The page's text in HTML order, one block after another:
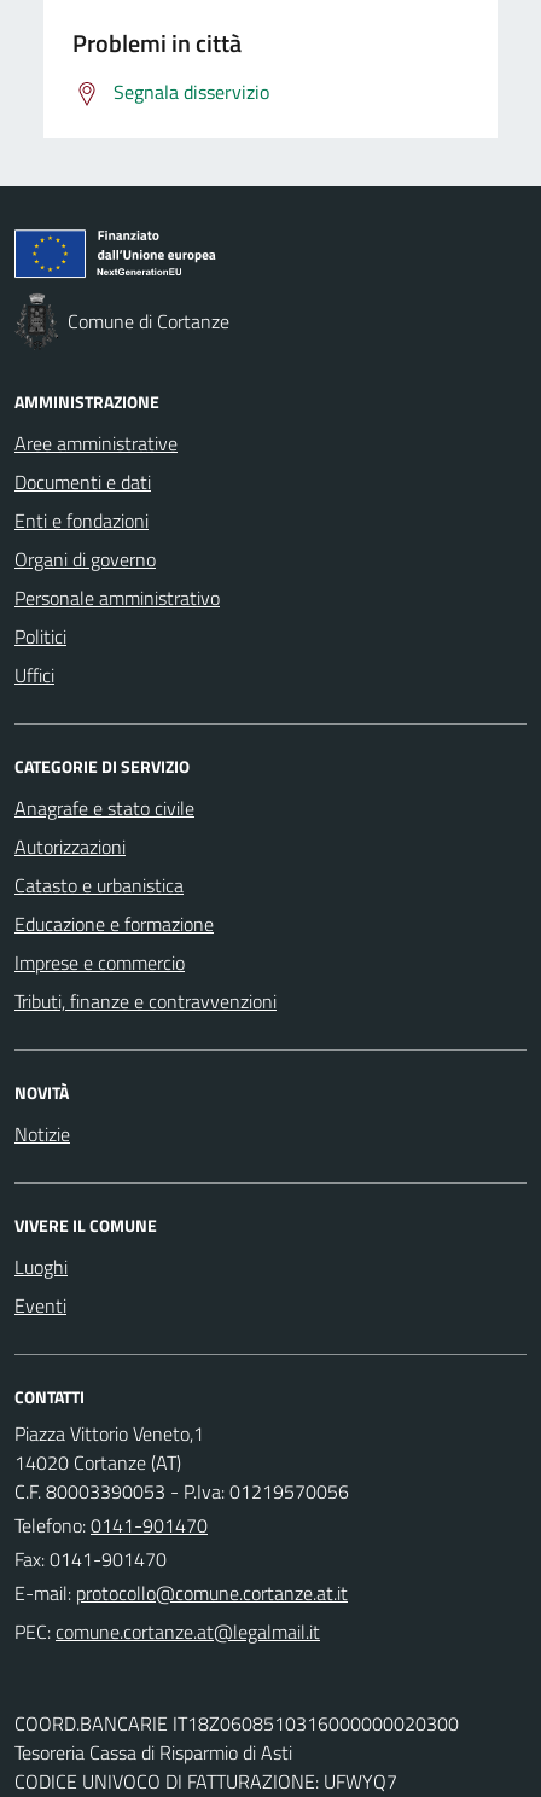
Problemi in città
Segnala disservizio
Comune di Cortanze
AMMINISTRAZIONE
Aree amministrative
Documenti e dati
Enti e fondazioni
Organi di governo
Personale amministrativo
Politici
Uffici
CATEGORIE DI SERVIZIO
Anagrafe e stato civile
Autorizzazioni
Catasto e urbanistica
Educazione e formazione
Imprese e commercio
Tributi, finanze e contravvenzioni
NOVITÀ
Notizie
VIVERE IL COMUNE
Luoghi
Eventi
CONTATTI
Piazza Vittorio Veneto,1
14020 Cortanze (AT)
C.F. 80003390053 - P.Iva: 01219570056
Telefono:0141-901470
Fax: 0141-901470
E-mail:
PEC:
COORD.BANCARIE IT18Z0608510316000000020300
Tesoreria Cassa di Risparmio di Asti
CODICE UNIVOCO DI FATTURAZIONE: UFWYQ7